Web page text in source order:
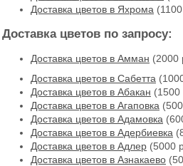
Доставка цветов в Яхрома
Доставка цветов по запросу:
Доставка цветов в Амман (2000
Доставка цветов в Cабетта
Доставка цветов в Абакан (1500
Доставка цветов в Агаповка
Доставка цветов в Адамовка
Доставка цветов в Адербиевка
Доставка цветов в Адлер (5000
Доставка цветов в Азнакаево